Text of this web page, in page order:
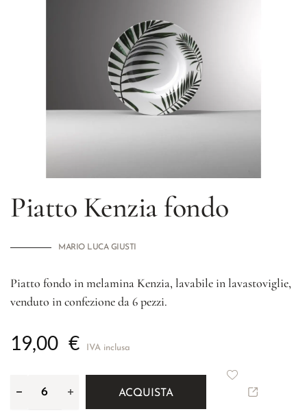
Piatto Kenzia fondo
MARIO LUCA GIUSTI
Piatto fondo in melamina Kenzia, lavabile in lavastoviglie,
venduto in confezione da 6 pezzi.
19,00 € IVA inclusa
ACQUISTA